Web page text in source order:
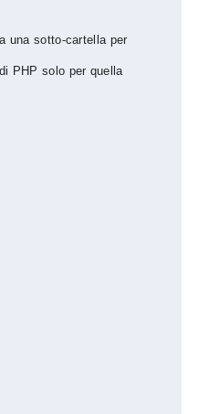
una sotto-cartella per
PHP solo per quella